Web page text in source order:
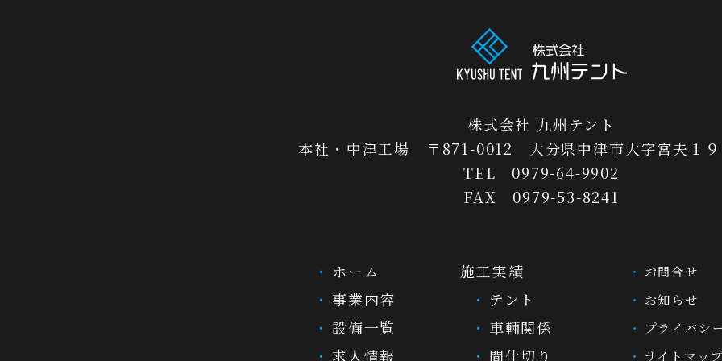
株式会社 九州テント
本社・中津工場 〒871-0012 大分県中津市大字宮夫１９
TEL 0979-64-9902
FAX 0979-53-8241
ホーム
事業内容
設備一覧
求人情報
施工実績
テント
車輛関係
間仕切り
お問合せ
お知らせ
プライバシ
サイトマップ